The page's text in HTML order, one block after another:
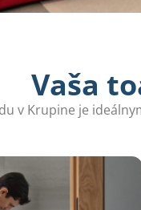
Vaša
v Krupine je